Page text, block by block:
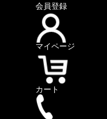
会員登録
マイページ
カート